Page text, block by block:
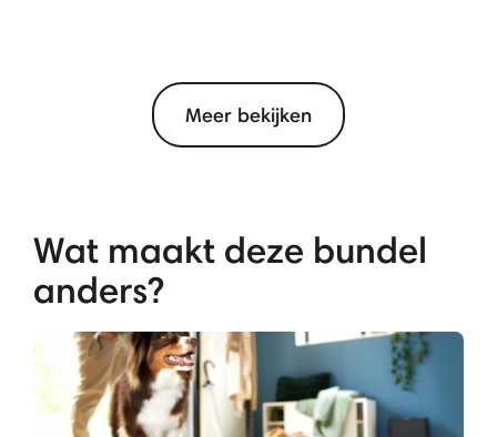
Meer bekijken
Wat maakt deze bundel
anders?